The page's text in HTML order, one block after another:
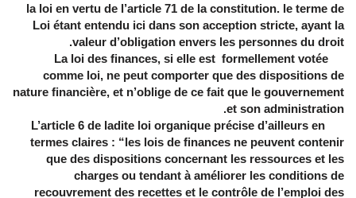
la loi en vertu de l’article 71 de la constitution. le terme de
Loi étant entendu ici dans son acception stricte, ayant la
valeur d’obligation envers les personnes du droit.
La loi des finances, si elle est formellement votée
comme loi, ne peut comporter que des dispositions de
nature financière, et n’oblige de ce fait que le gouvernement
et son administration.
L’article 6 de ladite loi organique précise d’ailleurs en
termes claires : “les lois de finances ne peuvent contenir
que des dispositions concernant les ressources et les
charges ou tendant à améliorer les conditions de
recouvrement des recettes et le contrôle de l’emploi des